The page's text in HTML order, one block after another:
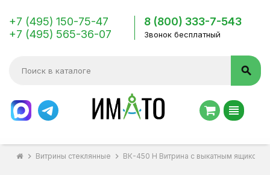
+7 (495) 150-75-47
+7 (495) 565-36-07
8 (800) 333-7-543
Звонок бесплатный
search
view_headline
chevron_right Витрины стеклянные chevron_right ВК-450 Н Витрина с выкатным ящиком